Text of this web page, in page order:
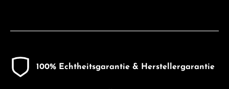
100% Echtheitsgarantie & Herstellergarantie